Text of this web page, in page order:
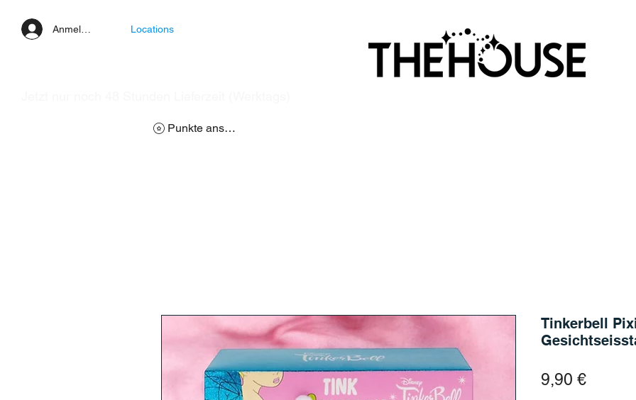
Anmelden Locations
Punkte ansehen
Tinkerbell
9,90 €Preis